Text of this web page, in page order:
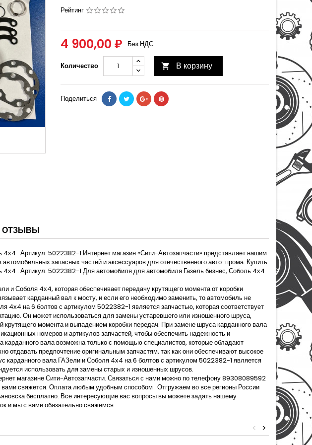
Рейтинг
4 900,00 ₽ Без НДС
Количество  В корзину
Поделиться
ОТЗЫВЫ
. Артикул: 5022382-1 Интернет магазин «Сити-Автозапчасти» представляет нашим
запасных частей и аксессуаров для отечественного авто-прома. Купить
. Артикул: 5022382-1 Для автомобиля для автомобиля Газель бизнес, Соболь 4х4
и Соболя 4х4, которая обеспечивает передачу крутящего момента от коробки
карданный вал к мосту, и если его необходимо заменить, то автомобиль не
4х4 на 6 болтов с артикулом 5022382-1 является запчастью, которая соответствует
Он может использоваться для замены устаревшего или изношенного шруса,
крутящего момента и выпадением коробки передач. При замене шруса карданного вала
номеров и артикулов запчастей, чтобы обеспечить надежность и
карданного вала возможна только с помощью специалистов, которые обладают
отдавать предпочтение оригинальным запчастям, так как они обеспечивают высокое
карданного вала ГАЗели и Соболя 4х4 на 6 болтов с артикулом 5022382-1 является
использовать для замены старых и изношенных шрусов.
магазине Сити-Автозапчасти. Связаться с нами можно по телефону 89308089592
вами свяжется. Оплата любым удобным способом . Отгружаем во все регионы России
бесплатно. Все интересующие вас вопросы вы можете задать нашему
и мы с вами обязательно свяжемся.
>
<